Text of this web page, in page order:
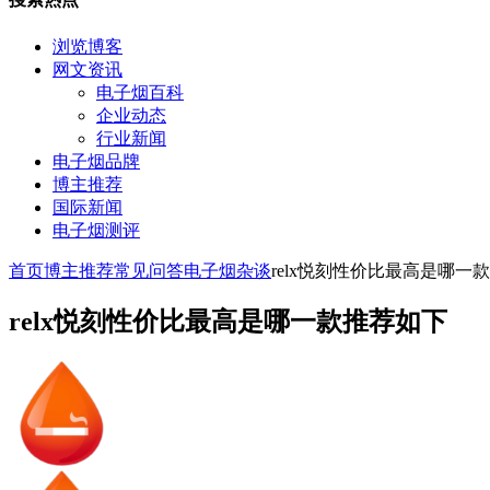
浏览博客
网文资讯
电子烟百科
企业动态
行业新闻
电子烟品牌
博主推荐
国际新闻
电子烟测评
首页博主推荐常见问答电子烟杂谈relx悦刻性价比最高是哪一
relx悦刻性价比最高是哪一款推荐如下